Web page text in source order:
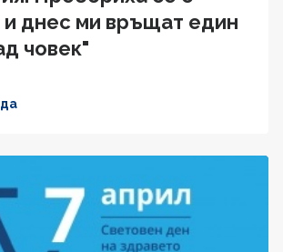
и днес ми връщат един
човек"